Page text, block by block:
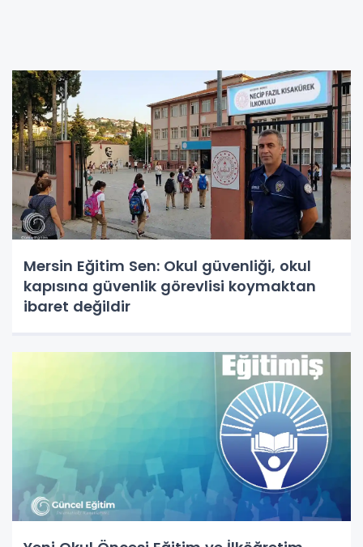
Mersin Eğitim Sen: Okul güvenliği, okul
kapısına güvenlik görevlisi koymaktan
ibaret değildir